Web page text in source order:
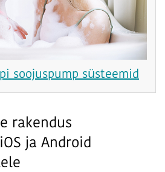
soojuspump süsteemid
rakendus
ja Android